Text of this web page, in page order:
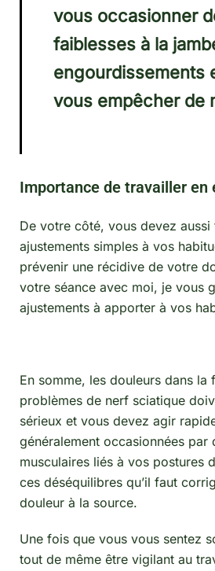
vous occasionner
faiblesses à la
engourdissements
vous empêcher de
Importance de travailler en
De votre côté, vous devez aussi
ajustements simples à vos
prévenir une récidive de votre
votre séance avec moi, je vous
ajustements à apporter à vos
En somme, les douleurs dans la
problèmes de nerf sciatique
sérieux et vous devez agir
généralement occasionnées par
musculaires liés à vos postures
ces déséquilibres qu’il faut
douleur à la source.
Une fois que vous vous sentez
tout de même être vigilant au